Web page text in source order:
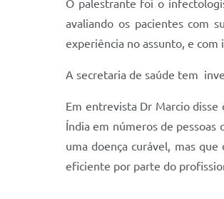
O palestrante foi o
avaliando os pacientes com
experiência no assunto, e com
A secretaria de saúde tem
Em entrevista Dr Marcio disse
Índia em números de pessoas
uma doença curável, mas
eficiente por parte do